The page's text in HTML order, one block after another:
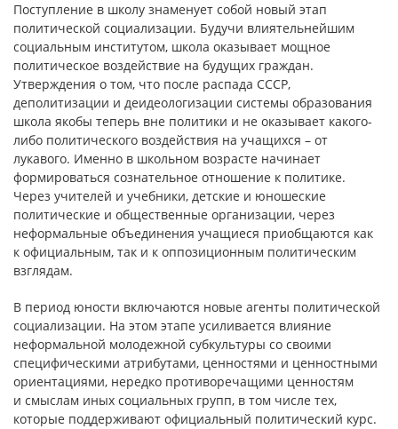
Поступление в школу знаменует собой новый этап
политической социализации. Будучи влиятельнейшим
социальным институтом, школа оказывает мощное
политическое воздействие на будущих граждан.
Утверждения о том, что после распада СССР,
деполитизации и деидеологизации системы образования
школа якобы теперь вне политики и не оказывает какого-
либо политического воздействия на учащихся – от
лукавого. Именно в школьном возрасте начинает
формироваться сознательное отношение к политике.
Через учителей и учебники, детские и юношеские
политические и общественные организации, через
неформальные объединения учащиеся приобщаются как
к официальным, так и к оппозиционным политическим
взглядам.
В период юности включаются новые агенты политической
социализации. На этом этапе усиливается влияние
неформальной молодежной субкультуры со своими
специфическими атрибутами, ценностями и ценностными
ориентациями, нередко противоречащими ценностям
и смыслам иных социальных групп, в том числе тех,
которые поддерживают официальный политический курс.